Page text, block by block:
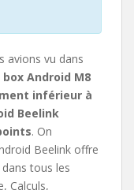
avions vu dans
box Android M8
inférieur à
Beelink
. On
Beelink offre
tous les
Calculs,